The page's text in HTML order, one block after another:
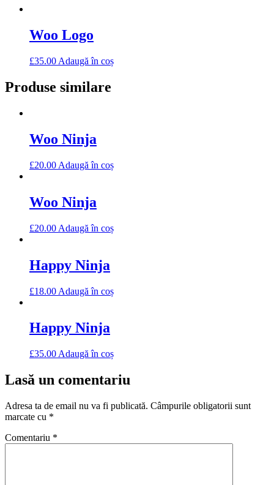
Woo Logo
£35.00 Adaugă în coș
Produse similare
Woo Ninja
£20.00 Adaugă în coș
Woo Ninja
£20.00 Adaugă în coș
Happy Ninja
£18.00 Adaugă în coș
Happy Ninja
£35.00 Adaugă în coș
Lasă un comentariu
Adresa ta de email nu va fi publicată. Câmpurile obligatorii sunt
marcate cu *
Comentariu *